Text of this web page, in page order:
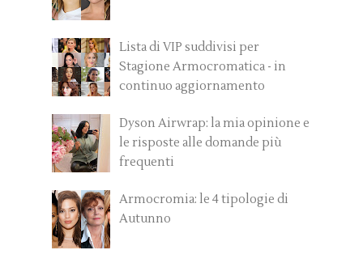
Lista di VIP suddivisi per
Stagione Armocromatica - in
continuo aggiornamento
Dyson Airwrap: la mia opinione e
le risposte alle domande più
frequenti
Armocromia: le 4 tipologie di
Autunno